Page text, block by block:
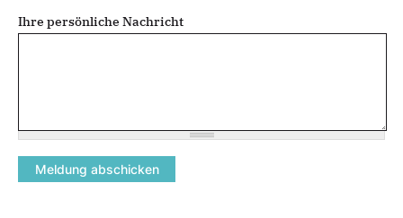
Ihre persönliche Nachricht